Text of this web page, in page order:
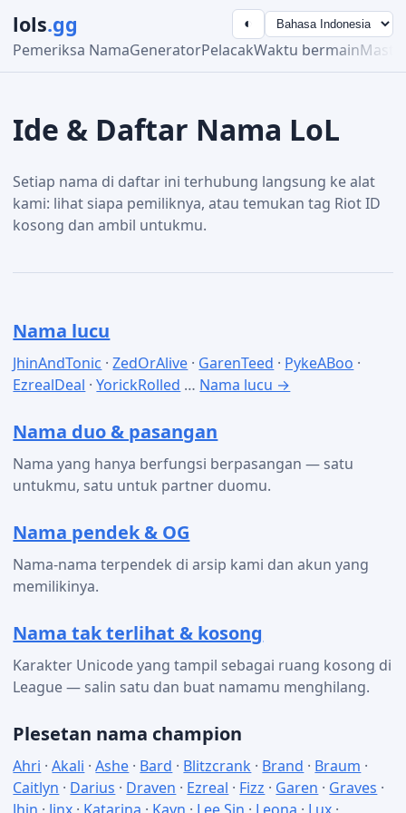
lols.gg
Pemeriksa NamaGeneratorPelacakWaktu bermain
◐
Ide & Daftar Nama LoL
Setiap nama di daftar ini terhubung langsung ke alat
kami: lihat siapa pemiliknya, atau temukan tag Riot ID
kosong dan ambil untukmu.
Nama lucu
JhinAndTonic ·ZedOrAlive · GarenTeed · PykeABoo ·
EzrealDeal ·YorickRolled … Nama lucu →
Nama duo & pasangan
Nama yang hanya berfungsi berpasangan — satu
untukmu, satu untuk partner duomu.
Nama pendek & OG
Nama-nama terpendek di arsip kami dan akun yang
memilikinya.
Nama tak terlihat & kosong
Karakter Unicode yang tampil sebagai ruang kosong di
League — salin satu dan buat namamu menghilang.
Plesetan nama champion
Ahri ·Akali ·Ashe · Bard · Blitzcrank · Brand · Braum ·
Caitlyn · Darius · Draven · Ezreal · Fizz · Garen · Graves ·